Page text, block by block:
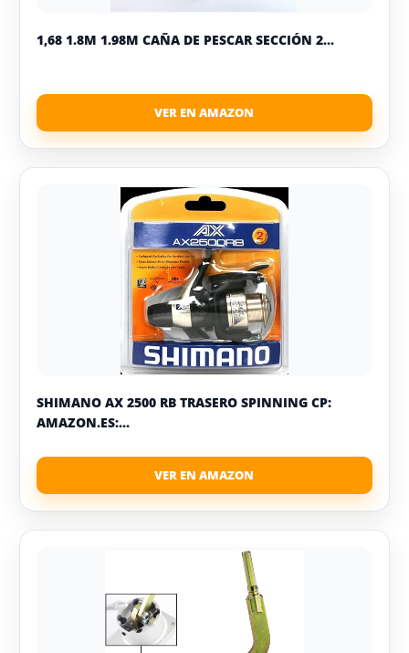
1,68 1.8M 1.98M CAÑA DE PESCAR SECCIÓN 2...
SHIMANO AX 2500 RB TRASERO SPINNING CP:
AMAZON.ES:...